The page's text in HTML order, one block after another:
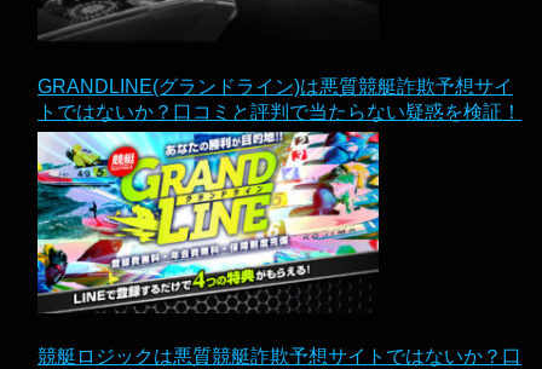
GRANDLINE(グランドライン)は悪質競艇詐欺予想サイ
トではないか？口コミと評判で当たらない疑惑を検証！
競艇ロジックは悪質競艇詐欺予想サイトではないか？口